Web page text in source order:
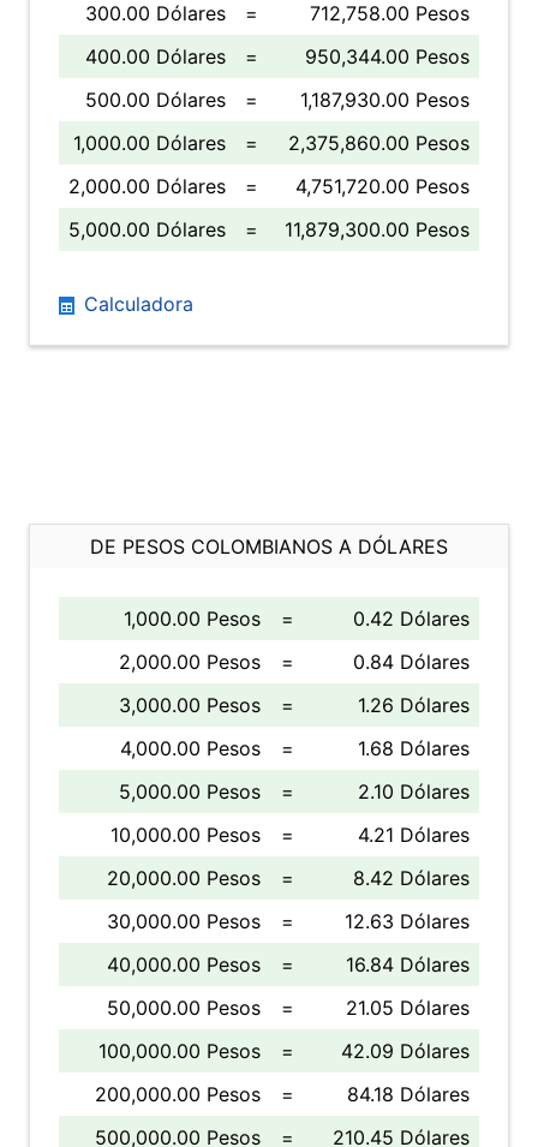
300.00 Dólares
=
712,758.00 Pesos
400.00 Dólares
=
950,344.00 Pesos
500.00 Dólares
=
1,187,930.00 Pesos
1,000.00 Dólares
=
2,375,860.00 Pesos
2,000.00 Dólares
=
4,751,720.00 Pesos
5,000.00 Dólares
= 11,879,300.00 Pesos
Calculadora
DE PESOS COLOMBIANOS A DÓLARES
1,000.00 Pesos =
0.42 Dólares
2,000.00 Pesos
=
0.84 Dólares
3,000.00 Pesos
=
1.26 Dólares
4,000.00 Pesos
=
1.68 Dólares
5,000.00 Pesos
=
2.10 Dólares
10,000.00 Pesos
=
4.21 Dólares
20,000.00 Pesos
=
8.42 Dólares
30,000.00 Pesos
=
12.63 Dólares
40,000.00 Pesos
=
16.84 Dólares
50,000.00 Pesos
=
21.05 Dólares
100,000.00 Pesos
=
42.09 Dólares
200,000.00 Pesos
=
84.18 Dólares
500,000.00 Pesos
= 210.45 Dólares